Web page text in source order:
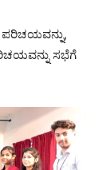
ಪರಿಚಯವನ್ನು,
ಸಭೆಗೆ